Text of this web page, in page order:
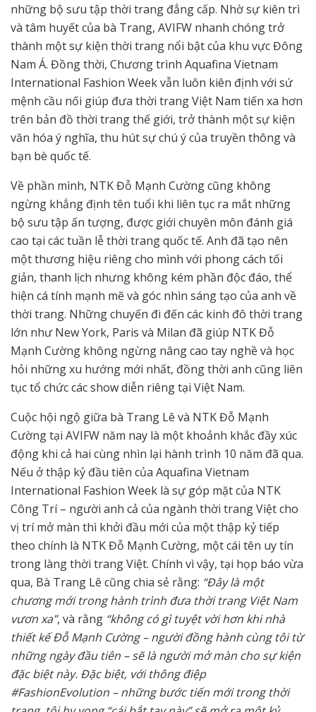
những bộ sưu tập thời trang đẳng cấp. Nhờ sự kiên trì
và tâm huyết của bà Trang, AVIFW nhanh chóng trở
thành một sự kiện thời trang nổi bật của khu vực Đông
Nam Á. Đồng thời, Chương trình Aquafina Vietnam
International Fashion Week vẫn luôn kiên định với sứ
mệnh cầu nối giúp đưa thời trang Việt Nam tiến xa hơn
trên bản đồ thời trang thế giới, trở thành một sự kiện
văn hóa ý nghĩa, thu hút sự chú ý của truyền thông và
bạn bè quốc tế.
Về phần mình, NTK Đỗ Mạnh Cường cũng không
ngừng khẳng định tên tuổi khi liên tục ra mắt những
bộ sưu tập ấn tượng, được giới chuyên môn đánh giá
cao tại các tuần lễ thời trang quốc tế. Anh đã tạo nên
một thương hiệu riêng cho mình với phong cách tối
giản, thanh lịch nhưng không kém phần độc đáo, thể
hiện cá tính mạnh mẽ và góc nhìn sáng tạo của anh về
thời trang. Những chuyến đi đến các kinh đô thời trang
lớn như New York, Paris và Milan đã giúp NTK Đỗ
Mạnh Cường không ngừng nâng cao tay nghề và học
hỏi những xu hướng mới nhất, đồng thời anh cũng liên
tục tổ chức các show diễn riêng tại Việt Nam.
Cuộc hội ngộ giữa bà Trang Lê và NTK Đỗ Mạnh
Cường tại AVIFW năm nay là một khoảnh khắc đầy xúc
động khi cả hai cùng nhìn lại hành trình 10 năm đã qua.
Nếu ở thập kỷ đầu tiên của Aquafina Vietnam
International Fashion Week là sự góp mặt của NTK
Công Trí – người anh cả của ngành thời trang Việt cho
vị trí mở màn thì khởi đầu mới của một thập kỷ tiếp
theo chính là NTK Đỗ Mạnh Cường, một cái tên uy tín
trong làng thời trang Việt. Chính vì vậy, tại họp báo vừa
qua, Bà Trang Lê cũng chia sẻ rằng: “Đây là một
chương mới trong hành trình đưa thời trang Việt Nam
vươn xa”, và rằng “không có gì tuyệt vời hơn khi nhà
thiết kế Đỗ Mạnh Cường – người đồng hành cùng tôi từ
những ngày đầu tiên – sẽ là người mở màn cho sự kiện
đặc biệt này. Đặc biệt, với thông điệp
#FashionEvolution – những bước tiến mới trong thời